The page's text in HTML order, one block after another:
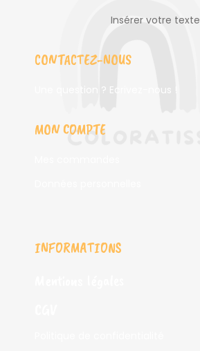
Insérer votre texte
CONTACTEZ-NOUS
Une question ? Ecrivez-nous !
MON COMPTE
INFORMATIONS